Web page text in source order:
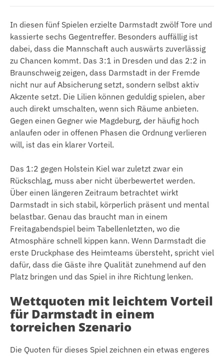
In diesen fünf Spielen erzielte Darmstadt zwölf Tore und
kassierte sechs Gegentreffer. Besonders auffällig ist
dabei, dass die Mannschaft auch auswärts zuverlässig
zu Chancen kommt. Das 3:1 in Dresden und das 2:2 in
Braunschweig zeigen, dass Darmstadt in der Fremde
nicht nur auf Absicherung setzt, sondern selbst aktiv
Akzente setzt. Die Lilien können geduldig spielen, aber
auch direkt umschalten, wenn sich Räume anbieten.
Gegen einen Gegner wie Magdeburg, der häufig hoch
anlaufen oder in offenen Phasen die Ordnung verlieren
will, ist das ein klarer Vorteil.
Das 1:2 gegen Holstein Kiel war zuletzt zwar ein
Rückschlag, muss aber nicht überbewertet werden.
Über einen längeren Zeitraum betrachtet wirkt
Darmstadt in sich stabil, körperlich präsent und mental
belastbar. Genau das braucht man in einem
Freitagabendspiel beim Tabellenletzten, wo die
Atmosphäre schnell kippen kann. Wenn Darmstadt die
erste Druckphase des Heimteams übersteht, spricht viel
dafür, dass die Gäste ihre Qualität zunehmend auf den
Platz bringen und das Spiel in ihre Richtung lenken.
Wettquoten mit leichtem Vorteil
für Darmstadt in einem
torreichen Szenario
Die Quoten für dieses Spiel zeichnen ein etwas engeres